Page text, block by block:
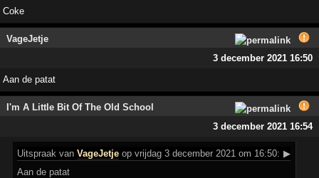
Coke
VageJetje
3 december 2021 16:50
Aan de patat
I'm A Little Bit Of The Old School
3 december 2021 16:54
Uitspraak vanVageJetje op vrijdag 3 december 2021 om 16:50: ▶
Aan de patat